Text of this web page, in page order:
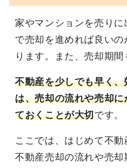
家やマンションを売り
で売却を進めれば良い
ります。また、売却期間
不動産を少しでも早く
は、売却の流れや売却
ておくことが大切です。
ここでは、はじめて不動
不動産売却の流れや売